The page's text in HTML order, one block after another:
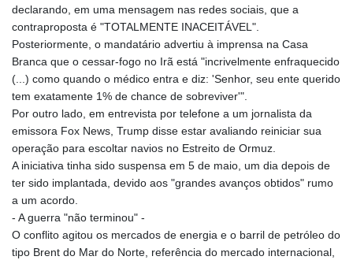
declarando, em uma mensagem nas redes sociais, que a
contraproposta é "TOTALMENTE INACEITÁVEL".
Posteriormente, o mandatário advertiu à imprensa na Casa
Branca que o cessar-fogo no Irã está "incrivelmente enfraquecido
(...) como quando o médico entra e diz: 'Senhor, seu ente querido
tem exatamente 1% de chance de sobreviver'".
Por outro lado, em entrevista por telefone a um jornalista da
emissora Fox News, Trump disse estar avaliando reiniciar sua
operação para escoltar navios no Estreito de Ormuz.
A iniciativa tinha sido suspensa em 5 de maio, um dia depois de
ter sido implantada, devido aos "grandes avanços obtidos" rumo
a um acordo.
- A guerra "não terminou" -
O conflito agitou os mercados de energia e o barril de petróleo do
tipo Brent do Mar do Norte, referência do mercado internacional,